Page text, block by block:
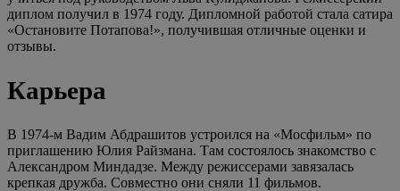
диплом получил в 1974 году. Дипломной работой стала сатира
«Остановите Потапова!», получившая отличные оценки и
отзывы.
Карьера
В 1974-м Вадим Абдрашитов устроился на «Мосфильм» по
приглашению Юлия Райзмана. Там состоялось знакомство с
Александром Миндадзе. Между режиссерами завязалась
крепкая дружба. Совместно они сняли 11 фильмов.